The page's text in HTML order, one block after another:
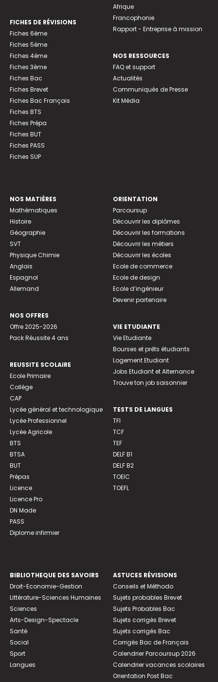
FICHES DE RÉVISIONS
Fiches 6ème
Fiches 5ème
Fiches 4ème
Fiches 3ème
Fiches Bac
Fiches Brevet
Fiches Bac Français
Fiches BTS
Fiches Prépa
Fiches BUT
Fiches PASS
Fiches SUP
Afrique
Francophonie
Rapport - Entreprise à mission
NOS RESSOURCES
FAQ et support
Actualités
Communiqués de Presse
Kit Média
NOS MATIÈRES
Mathématiques
Histoire
Géographie
SVT
Physique Chimie
Anglais
Espagnol
Allemand
NOS OFFRES
Offre 2025-2026
Pack Réussite 4 ans
REUSSITE SCOLAIRE
Ecole Primaire
Collège
CAP
Lycée général et technologique
Lycée Professionnel
Lycée Agricole
BTS
BTSA
BUT
Prépas
Licence
Licence Pro
DN Made
PASS
Diplome infirmier
ORIENTATION
Parcoursup
Découvrir les diplômes
Découvrir les formations
Découvrir les métiers
Découvrir les écoles
Ecole de commerce
Ecole de design
Ecole d’ingénieur
Devenir partenaire
VIE ETUDIANTE
Vie Etudiante
Bourses et prêts étudiants
Logement Etudiant
Jobs Etudiant et Alternance
Trouve ton job saisonnier
TESTS DE LANGUES
TFI
TCF
TEF
DELF B1
DELF B2
TOEIC
TOEFL
BIBLIOTHEQUE DES SAVOIRS
Droit-Economie-Gestion
Littérature-Sciences Humaines
Sciences
Arts-Design-Spectacle
Santé
Social
Sport
Langues
ASTUCES RÉVISIONS
Conseils et Méthodo
Sujets probables Brevet
Sujets Probables Bac
Sujets corrigés Brevet
Sujets corrigés Bac
Corrigés Bac de Français
Calendrier Parcoursup 2026
Calendrier vacances scolaires
Orientation Post Bac